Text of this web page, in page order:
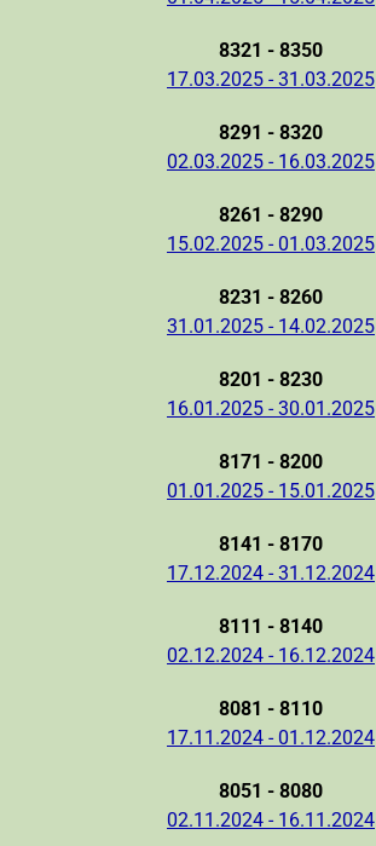
8321 - 8350
17.03.2025 - 31.03.2025
8291 - 8320
02.03.2025 - 16.03.2025
8261 - 8290
15.02.2025 - 01.03.2025
8231 - 8260
31.01.2025 - 14.02.2025
8201 - 8230
16.01.2025 - 30.01.2025
8171 - 8200
01.01.2025 - 15.01.2025
8141 - 8170
17.12.2024 - 31.12.2024
8111 - 8140
02.12.2024 - 16.12.2024
8081 - 8110
17.11.2024 - 01.12.2024
8051 - 8080
02.11.2024 - 16.11.2024